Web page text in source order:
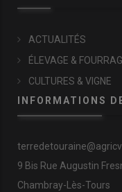
ACTUALITÉS
ÉLEVAGE &
CULTURES & VIGNE
INFORMATIONS
9 Bis Rue Augustin
Chambray-Lès-Tours